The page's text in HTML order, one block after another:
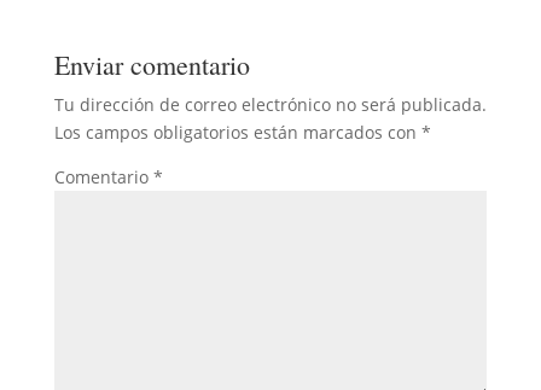
Enviar comentario
Tu dirección de correo electrónico no será publicada.
Los campos obligatorios están marcados con *
Comentario *